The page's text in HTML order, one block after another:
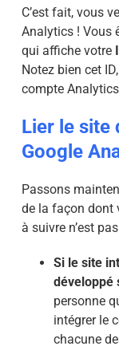
C’est fait, vous
Analytics ! Vous
qui affiche votre
Notez bien cet
compte
Lier le site
Google
Passons
de la façon dont
à suivre n’est
Si le site
développé
personne
intégrer le
chacune